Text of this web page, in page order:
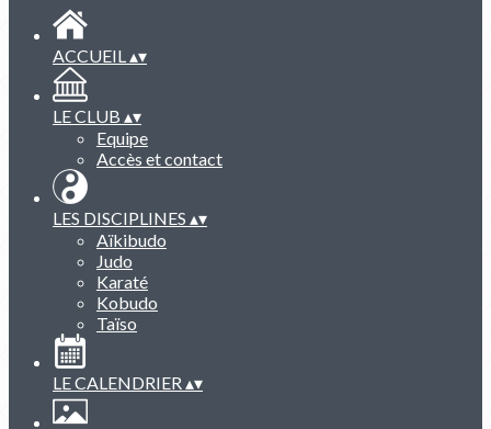
ACCUEIL▴▾
LE CLUB ▴▾
Equipe
Accès et contact
LES DISCIPLINES ▴▾
Aïkibudo
Judo
Karaté
Kobudo
Taïso
LE CALENDRIER▴▾